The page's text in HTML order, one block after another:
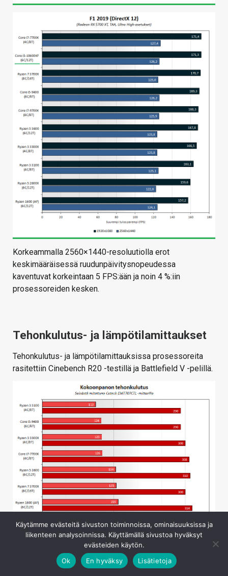
Korkeammalla 2560×1440-resoluutiolla erot
keskimääräisessä ruudunpäivitysnopeudessa
kaventuvat korkeintaan 5 FPS:ään ja noin 4 %:iin
prosessoreiden kesken.
Tehonkulutus- ja lämpötilamittaukset
Tehonkulutus- ja lämpötilamittauksissa prosessoreita
rasitettiin Cinebench R20 -testillä ja Battlefield V -pelillä.
Käytämme evästeitä sivuston toiminnoissa, ominaisuuksissa ja
liikenteen analysoinnissa. Käyttämällä sivustoa hyväksyt
evästeiden käytön.
Ok
En hyväksy Lisätietoja